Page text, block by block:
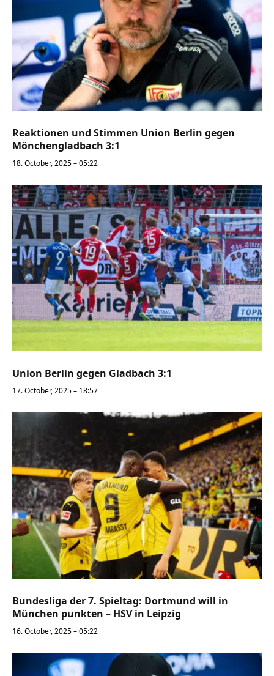
Reaktionen und Stimmen Union Berlin gegen
Mönchengladbach 3:1
18. October, 2025 – 05:22
Union Berlin gegen Gladbach 3:1
17. October, 2025 – 18:57
Bundesliga der 7. Spieltag: Dortmund will in
München punkten – HSV in Leipzig
16. October, 2025 – 05:22